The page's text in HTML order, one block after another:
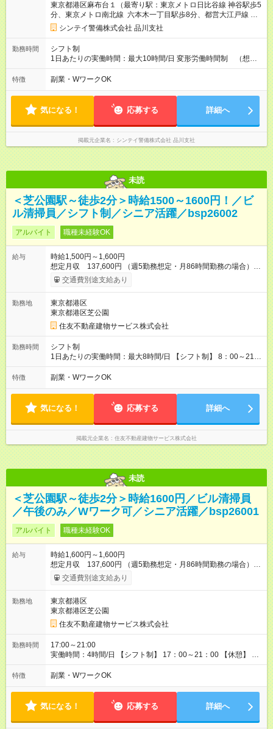
東京都港区麻布台１（最寄り駅：東京メトロ日比谷線 神谷駅歩5
分、東京メトロ南北線 六本木一丁目駅歩8分、都営大江戸線 麻
布十番駅歩9分）
シンテイ警備株式会社 品川支社
勤務時間
シフト制
1日あたりの実働時間：最大10時間/日 変形労働時間制 （想定
労働時間 172時間/月） 【シフト例】 ➀09:00～18:00 休憩1H
➁08:00～20:00 休憩2H ➂13:00～22:00 休憩1H ※夜間帯も
特徴 副業・WワークOK
気になる！ 応募する 詳細へ
掲載元企業名 シンテイ警備株式会社 品川支社
未読
＜芝公園駅～徒歩2分＞時給1500～1600円！／ビ
ル清掃員／シフト制／シニア活躍／bsp26002
アルバイト 職種未経験OK
給与
時給1,500円～1,600円
想定月収 137,600円 （週5勤務想定・月86時間勤務の場合）
【交通費】 通勤交通費全額支給（公共交通機関のみ）※原則最
安経路 【キャリア支援】 ・キャリアチェンジ応援制度 ・資格取
の無料利用（約200コース）他 【試用期間】試用期間あり 試用
期間の長さ：3ヶ月 雇用形態、給与は本採用時と同じです。
交通費別途支給あり
勤務地
東京都港区
東京都港区芝公園
住友不動産建物サービス株式会社
勤務時間
シフト制
1日あたりの実働時間：最大8時間/日 【シフト制】 8：00～21：
00の間でシフト制 ※近隣エリア（徒歩圏内）の複数のビルでご
特徴 副業・WワークOK
気になる！ 応募する 詳細へ
掲載元企業名 住友不動産建物サービス株式会社
未読
＜芝公園駅～徒歩2分＞時給1600円／ビル清掃員
／午後のみ／Wワーク可／シニア活躍／bsp26001
アルバイト 職種未経験OK
給与
時給1,600円～1,600円
想定月収 137,600円 （週5勤務想定・月86時間勤務の場合）
【交通費】 通勤交通費全額支給（公共交通機関のみ）※原則最
安経路 【キャリア支援】 ・キャリアチェンジ応援制度 ・資格取
の無料利用（約200コース）他 【試用期間】試用期間あり 試用
期間の長さ：3ヶ月 雇用形態、給与は本採用時と同じです。
交通費別途支給あり
勤務地
東京都港区
東京都港区芝公園
住友不動産建物サービス株式会社
勤務時間
17:00～21:00
実働時間：4時間/日 【シフト制】 17：00～21：00 【休憩】 な
し
特徴 副業・WワークOK
気になる！ 応募する 詳細へ